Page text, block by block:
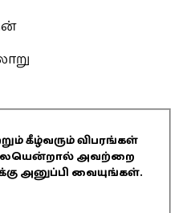
கீழ்வரும் விபரங்கள்
அவற்றை
அனுப்பி வையுங்கள்.